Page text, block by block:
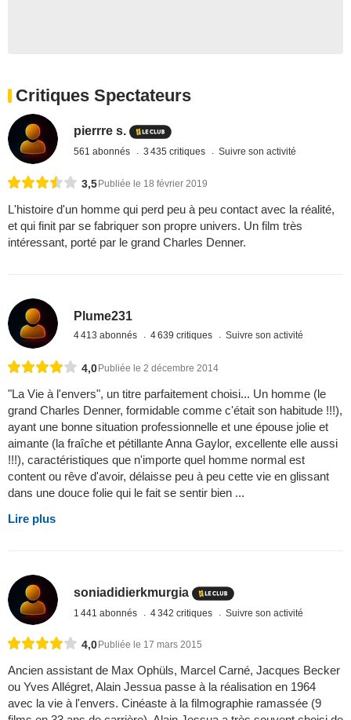
Critiques Spectateurs
pierrre s.
561 abonnés 3 435 critiques Suivre son activité
3,5Publiée le 18 février 2019
L'histoire d'un homme qui perd peu à peu contact avec la réalité,
et qui finit par se fabriquer son propre univers. Un film très
intéressant, porté par le grand Charles Denner.
Plume231
4 413 abonnés 4 639 critiques Suivre son activité
4,0 Publiée le 2 décembre 2014
"La Vie à l'envers", un titre parfaitement choisi... Un homme (le
grand Charles Denner, formidable comme c'était son habitude !!!),
ayant une bonne situation professionnelle et une épouse jolie et
aimante (la fraîche et pétillante Anna Gaylor, excellente elle aussi
!!!), caractéristiques que n'importe quel homme normal est
content ou rêve d'avoir, délaisse peu à peu cette vie en glissant
dans une douce folie qui le fait se sentir bien ...
Lire plus
soniadidierkmurgia
1 441 abonnés 4 342 critiques Suivre son activité
4,0 Publiée le 17 mars 2015
Ancien assistant de Max Ophüls, Marcel Carné, Jacques Becker
ou Yves Allégret, Alain Jessua passe à la réalisation en 1964
avec la vie à l'envers. Cinéaste à la filmographie ramassée (9